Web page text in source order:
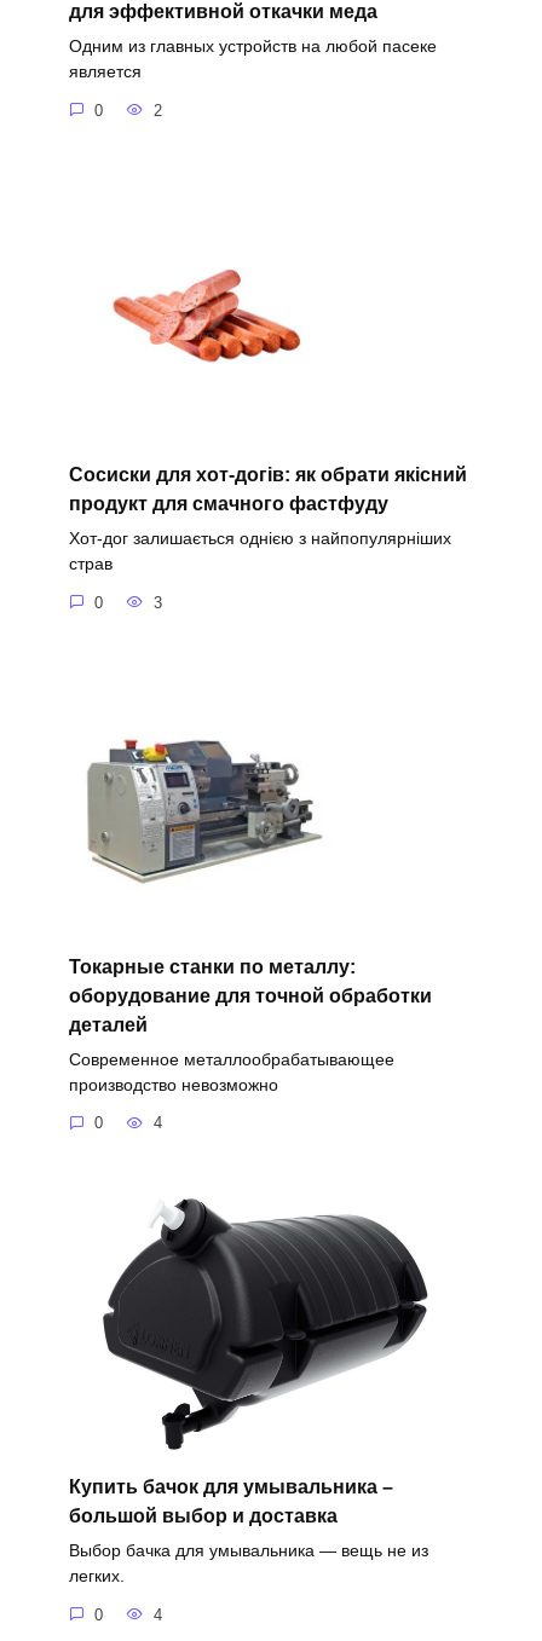
для эффективной откачки меда
Одним из главных устройств на любой пасеке
является
0 2
Сосиски для хот-догів: як обрати якісний
продукт для смачного фастфуду
Хот-дог залишається однією з найпопулярніших
страв
0 3
Токарные станки по металлу:
оборудование для точной обработки
деталей
Современное металлообрабатывающее
производство невозможно
0 4
Купить бачок для умывальника –
большой выбор и доставка
Выбор бачка для умывальника — вещь не из
легких.
0 4